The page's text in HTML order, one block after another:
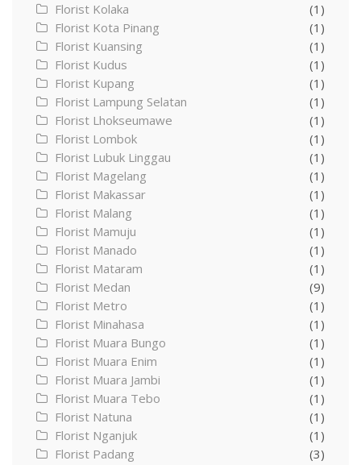
Florist Kolaka
(1)
Florist Kota Pinang
(1)
Florist Kuansing
(1)
Florist Kudus
(1)
Florist Kupang
(1)
Florist Lampung Selatan
(1)
Florist Lhokseumawe
(1)
Florist Lombok
(1)
Florist Lubuk Linggau
(1)
Florist Magelang
(1)
Florist Makassar
(1)
Florist Malang
(1)
Florist Mamuju
(1)
Florist Manado
(1)
Florist Mataram
(1)
Florist Medan
(9)
Florist Metro
(1)
Florist Minahasa
(1)
Florist Muara Bungo
(1)
Florist Muara Enim
(1)
Florist Muara Jambi
(1)
Florist Muara Tebo
(1)
Florist Natuna
(1)
Florist Nganjuk
(1)
Florist Padang
(3)